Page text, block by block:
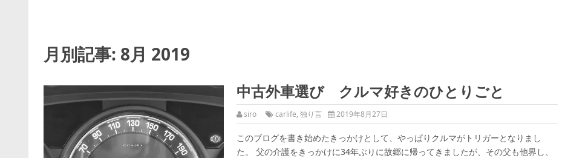
月別記事: 8月 2019
中古外車選び クルマ好きのひとりごと
siro carlife, 独り言 2019年8月27日
このブログを書き始めたきっかけとして、やっぱりクルマがトリガーとなりまし
た。 父の介護をきっかけに34年ぶりに故郷に帰ってきましたが、その父も他界し、